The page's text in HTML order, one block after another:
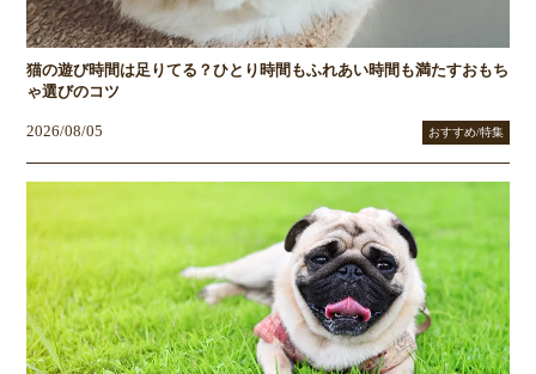
猫の遊び時間は足りてる？ひとり時間もふれあい時間も満たすおもち
ゃ選びのコツ
2026/08/05 おすすめ/特集